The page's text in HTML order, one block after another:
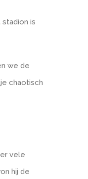
is
we de
chaotisch
vele
hij de